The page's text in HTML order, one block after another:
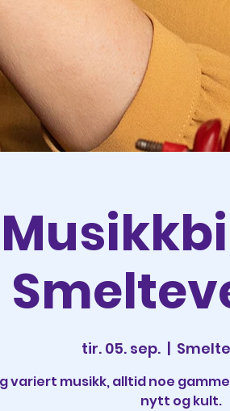
tir. 05. sep.
  |
variert musikk, alltid noe
nytt og kult.